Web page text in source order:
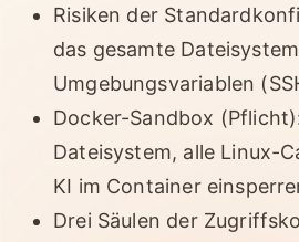
Risiken der
das gesamte
Umgebungsvariablen
Docker-Sandbox
Dateisystem, alle Linux-
KI im Container
Drei Säulen der